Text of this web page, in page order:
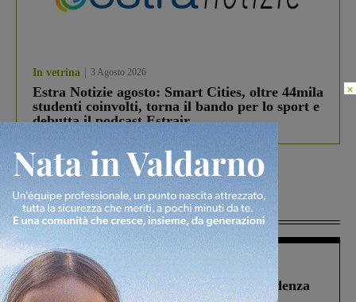
In vetrina 3 Agosto 2026
Estra Notizie agosto: Smart Cities, oltre 44mila
studenti coinvolti, torna il bando per lo sport e
debutta il podcast Estrair
Più lette
Figline Incisa Valdarno 1 Agosto 2026
Piscina di Figline finanziata oltre la scadenza
×